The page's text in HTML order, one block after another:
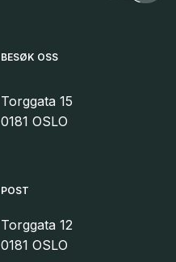
BESØK OSS
Torggata 15
0181 OSLO
POST
Torggata 12
0181 OSLO